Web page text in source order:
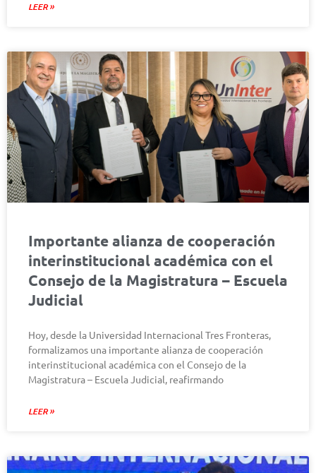
LEER »
Importante alianza de cooperación
interinstitucional académica con el
Consejo de la Magistratura – Escuela
Judicial
Hoy, desde la Universidad Internacional Tres Fronteras,
formalizamos una importante alianza de cooperación
interinstitucional académica con el Consejo de la
Magistratura – Escuela Judicial, reafirmando
LEER »